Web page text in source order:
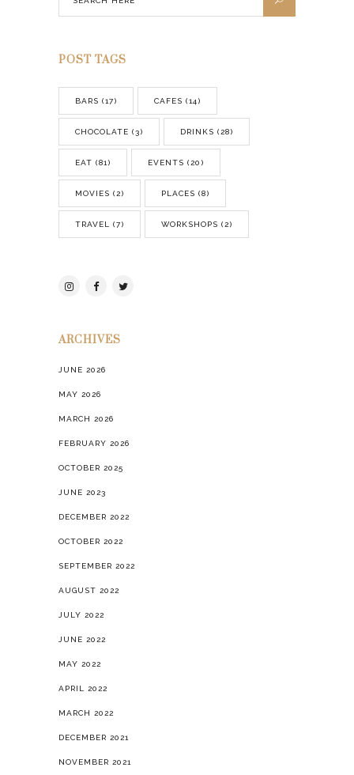
POST TAGS
BARS (17) CAFES (14)
CHOCOLATE (3) DRINKS (28)
EAT (81) EVENTS (20)
MOVIES (2) PLACES (8)
TRAVEL (7) WORKSHOPS (2)
ARCHIVES
JUNE 2026
MAY 2026
MARCH 2026
FEBRUARY 2026
OCTOBER 2025
JUNE 2023
DECEMBER 2022
OCTOBER 2022
SEPTEMBER 2022
AUGUST 2022
JULY 2022
JUNE 2022
MAY 2022
APRIL 2022
MARCH 2022
DECEMBER 2021
NOVEMBER 2021